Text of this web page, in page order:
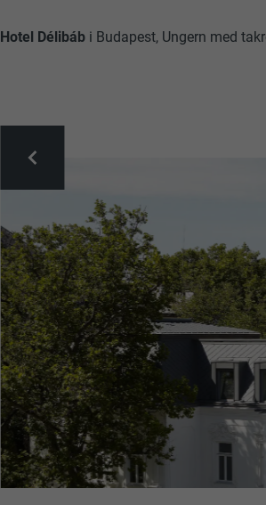
Hotel Délibáb i Budapest, Ungern med